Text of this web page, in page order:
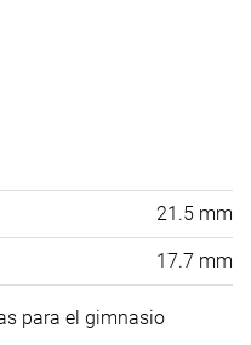
21.5 mm
17.7 mm
para el gimnasio